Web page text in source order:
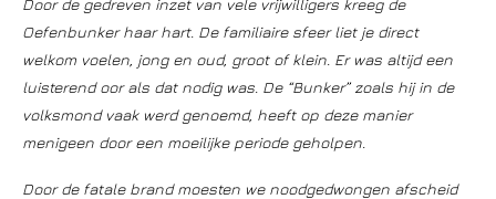
Door de gedreven inzet van vele vrijwilligers kreeg de
Oefenbunker haar hart. De familiaire sfeer liet je direct
welkom voelen, jong en oud, groot of klein. Er was altijd een
luisterend oor als dat nodig was. De “Bunker” zoals hij in de
volksmond vaak werd genoemd, heeft op deze manier
menigeen door een moeilijke periode geholpen.
Door de fatale brand moesten we noodgedwongen afscheid